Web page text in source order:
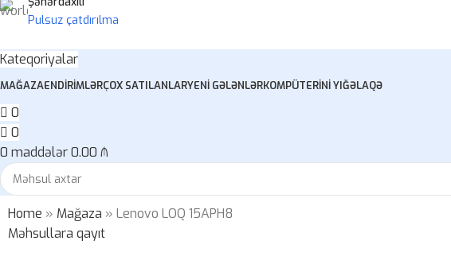
Pulsuz çatdırılma
Kateqoriyalar
MAĞAZAENDIRIMLƏRÇOX SATILANLARYENI GƏLƏNLƏRKOMPÜTERINI YIĞƏLAQƏ
0
0
0 maddələr0.00 ₼
Home » Mağaza » Lenovo LOQ 15APH8
Məhsullara qayıt